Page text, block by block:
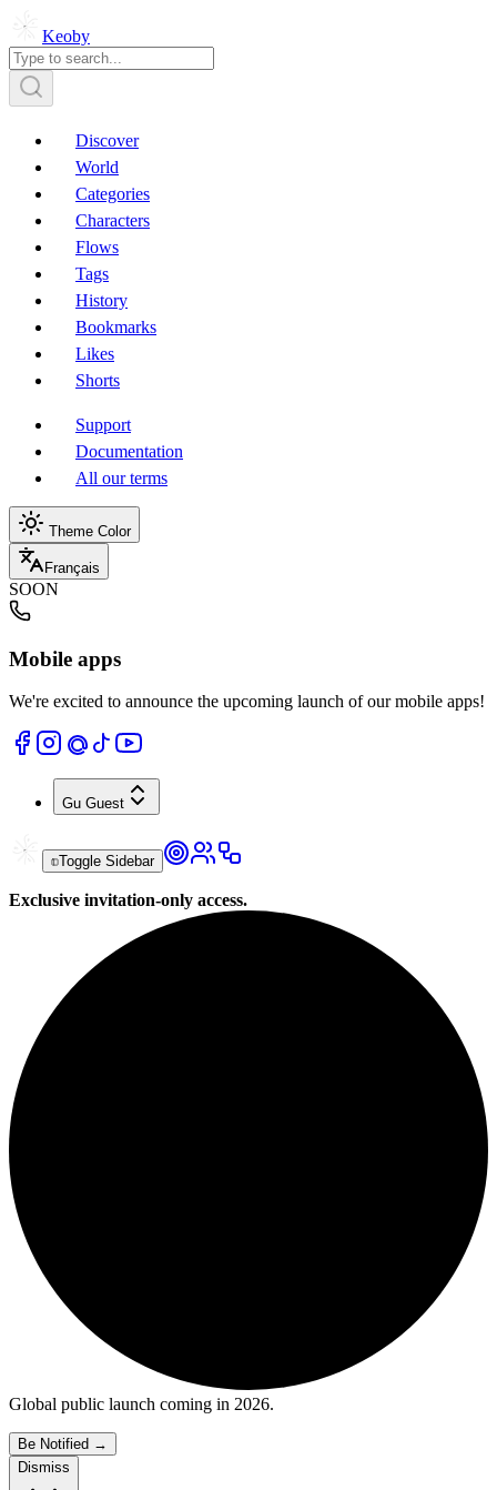
Keoby
Discover
World
Categories
Characters
Flows
Tags
History
Bookmarks
Likes
Shorts
Support
Documentation
All our terms
Theme Color
Français
SOON
Mobile apps
We're excited to announce the upcoming launch of our mobile apps!
Gu Guest
Toggle Sidebar
Exclusive invitation-only access.
Global public launch coming in 2026.
Be Notified →
Dismiss